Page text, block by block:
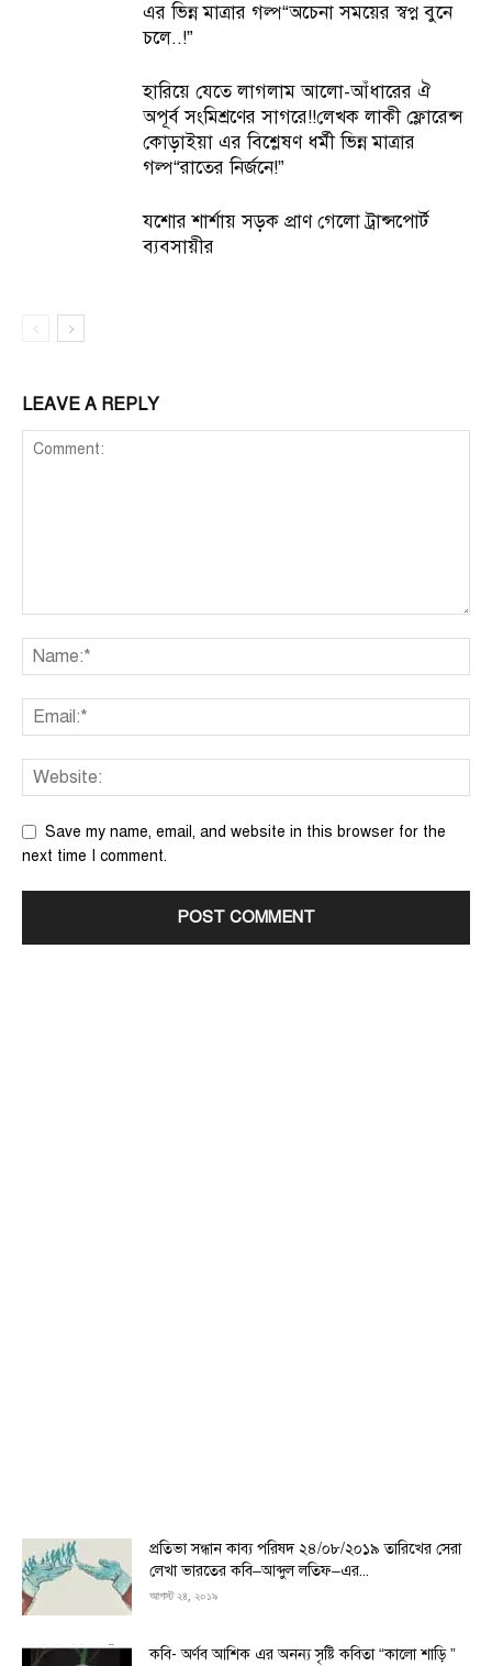
এর ভিন্ন মাত্রার গল্প“অচেনা সময়ের স্বপ্ন বুনে
চলে..!”
হারিয়ে যেতে লাগলাম আলো-আঁধারের ঐ
অপূর্ব সংমিশ্রণের সাগরে!!লেখক লাকী ফ্লোরেন্স
কোড়াইয়া এর বিশ্লেষণ ধর্মী ভিন্ন মাত্রার
গল্প“রাতের নির্জনে!”
যশোর শার্শায় সড়ক প্রাণ গেলো ট্রান্সপোর্ট
ব্যবসায়ীর
LEAVE A REPLY
Save my name, email, and website in this browser for the
next time I comment.
প্রতিভা সন্ধান কাব্য পরিষদ ২৪/০৮/২০১৯ তারিখের সেরা
লেখা ভারতের কবি–আব্দুল লতিফ–এর...
আগস্ট ২৪, ২০১৯
কবি- অর্ণব আশিক এর অনন্য সৃষ্টি কবিতা “কালো শাড়ি ”